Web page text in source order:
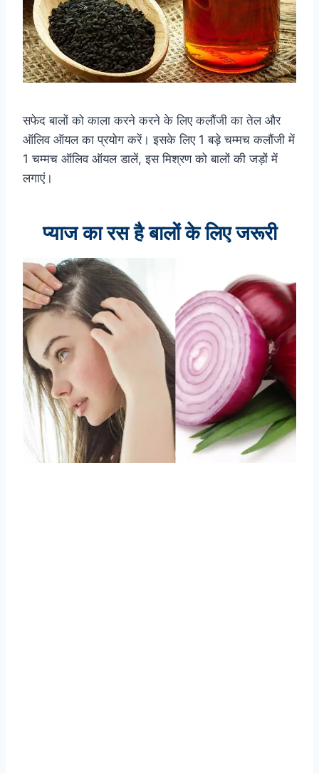
सफेद बालों को काला करने करने के लिए कलौंजी का तेल और
ऑलिव ऑयल का प्रयोग करें। इसके लिए 1 बड़े चम्मच कलौंजी में
1 चम्मच ऑलिव ऑयल डालें, इस मिश्रण को बालों की जड़ों में
लगाएं।
प्याज का रस है बालों के लिए जरूरी